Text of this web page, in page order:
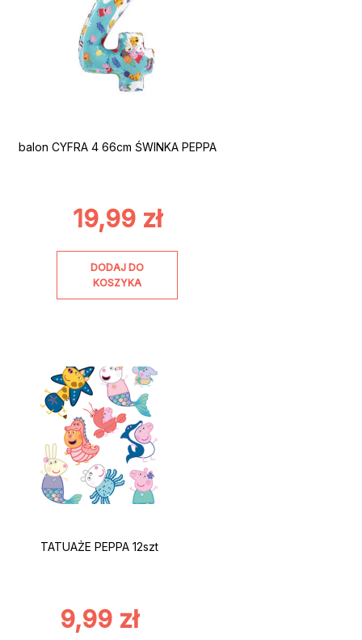
balon CYFRA 4 66cm ŚWINKA PEPPA
19,99 zł
DODAJ DO
KOSZYKA
TATUAŻE PEPPA 12szt
9,99 zł